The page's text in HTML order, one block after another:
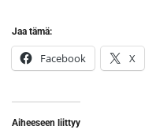
Jaa tämä:
Facebook X
Aiheeseen liittyy